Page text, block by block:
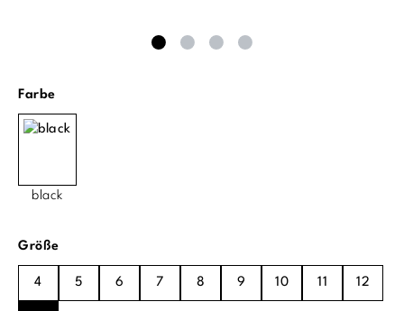
Farbeauswählen
black
Größeauswählen
4 5 6 7 8 9 10 11 12